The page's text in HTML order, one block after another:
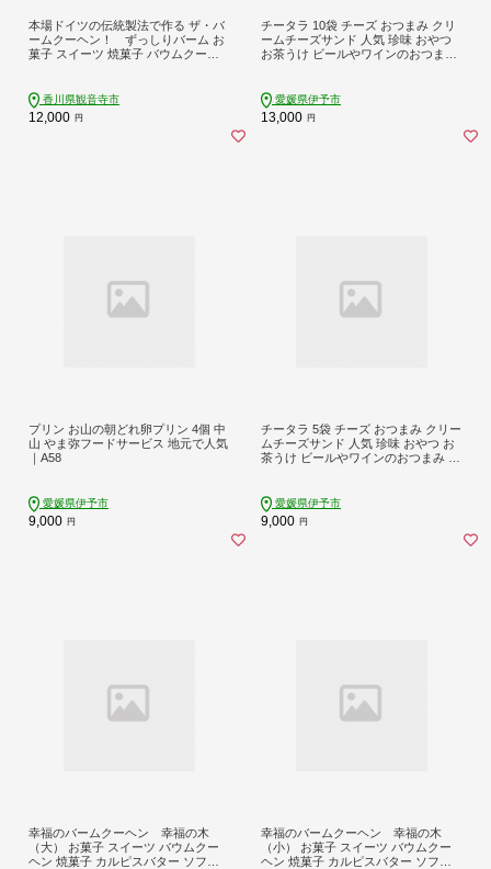
本場ドイツの伝統製法で作る ザ・バ
ームクーヘン！ ずっしりバーム お
菓子 スイーツ 焼菓子 バウムクーヘ
香川県観音寺市
12,000 円
チータラ 10袋 チーズ おつまみ クリ
ームチーズサンド 人気 珍味 おやつ
お茶うけ ビールやワインのおつまみ
愛媛県伊予市
13,000 円
プリン お山の朝どれ卵プリン 4個 中
山 やま弥フードサービス 地元で人気
｜A58
愛媛県伊予市
9,000 円
チータラ 5袋 チーズ おつまみ クリー
ムチーズサンド 人気 珍味 おやつ お
茶うけ ビールやワインのおつまみ チ
愛媛県伊予市
9,000 円
幸福のバームクーヘン 幸福の木
（大） お菓子 スイーツ バウムクー
ヘン 焼菓子 カルピスバター ソフト
幸福のバームクーヘン 幸福の木
（小） お菓子 スイーツ バウムクー
ヘン 焼菓子 カルピスバター ソフト